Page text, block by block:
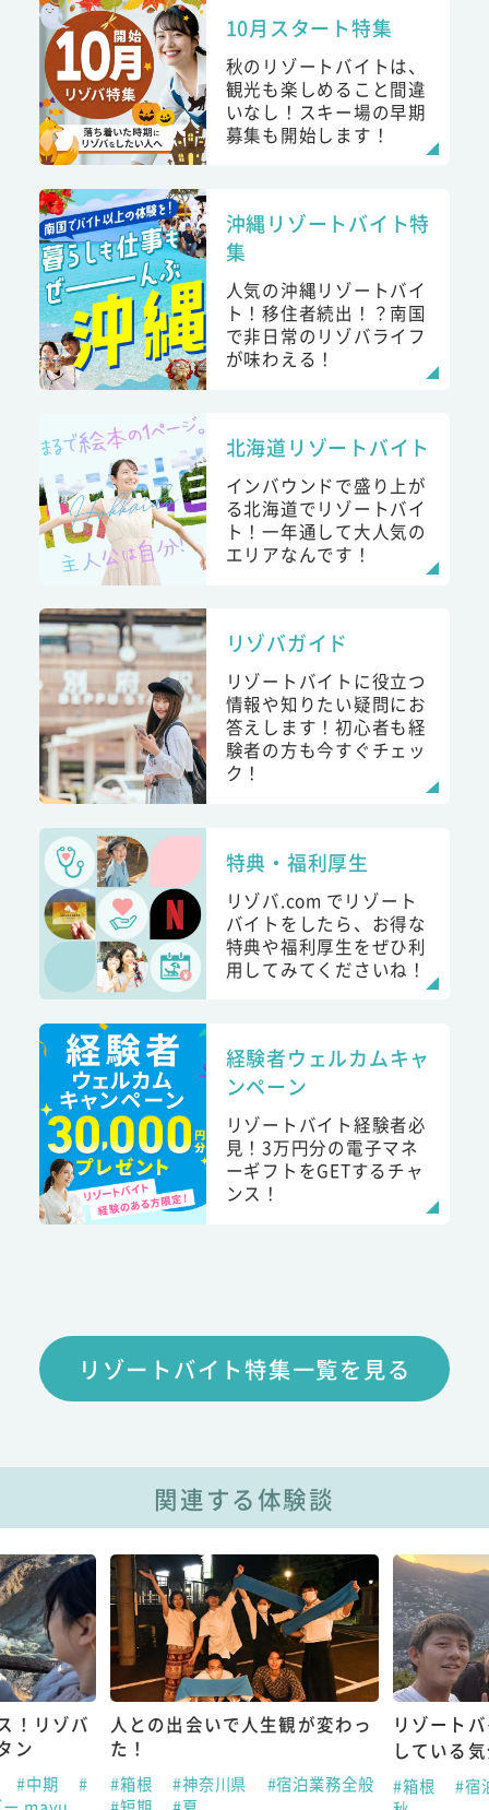
10月スタート特集
秋のリゾートバイトは、
観光も楽しめること間違
いなし！スキー場の早期
募集も開始します！
沖縄リゾートバイト特
集
人気の沖縄リゾートバイ
ト！移住者続出！？南国
で非日常のリゾバライフ
が味わえる！
北海道リゾートバイト
インバウンドで盛り上が
る北海道でリゾートバイ
ト！一年通して大人気の
エリアなんです！
リゾバガイド
リゾートバイトに役立つ
情報や知りたい疑問にお
答えします！初心者も経
験者の方も今すぐチェッ
ク！
特典・福利厚生
リゾバ.com でリゾート
バイトをしたら、お得な
特典や福利厚生をぜひ利
用してみてくださいね！
経験者ウェルカムキャ
ンペーン
リゾートバイト経験者必
見！3万円分の電子マネ
ーギフトをGETするチャ
ンス！
リゾートバイト特集一覧を見る
関連する体験談
！リゾバ
ン
#中期
#
人との出会いで人生観が変わっ
た！
#箱根 #神奈川県
#宿泊業務全般
リゾート
している
#箱根
#宿